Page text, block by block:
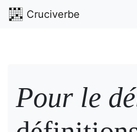
Cruciverbe
Pour le